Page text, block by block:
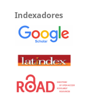
Indexadores